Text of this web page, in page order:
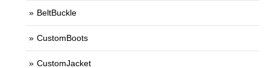
BeltBuckle
CustomBoots
CustomJacket